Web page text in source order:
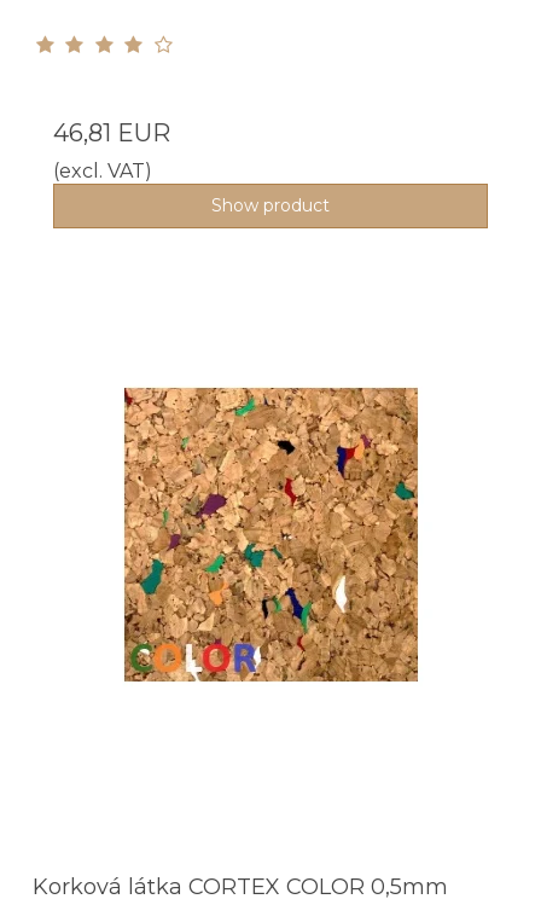
46,81 EUR
(excl. VAT)
Show product
Korková látka CORTEX COLOR 0,5mm